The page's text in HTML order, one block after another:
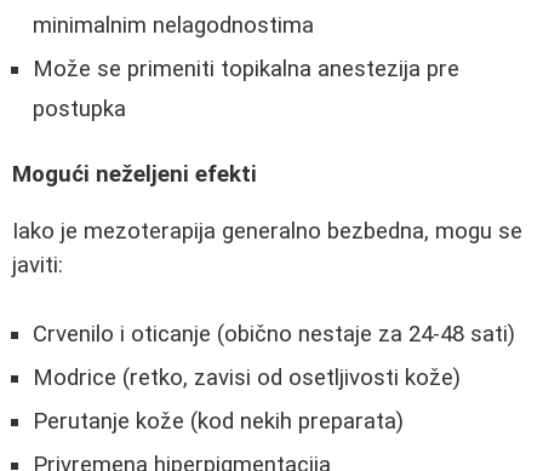
minimalnim nelagodnostima
Može se primeniti topikalna anestezija pre
postupka
Mogući neželjeni efekti
Iako je mezoterapija generalno bezbedna, mogu se
javiti:
Crvenilo i oticanje (obično nestaje za 24-48 sati)
Modrice (retko, zavisi od osetljivosti kože)
Perutanje kože (kod nekih preparata)
Privremena hiperpigmentacija